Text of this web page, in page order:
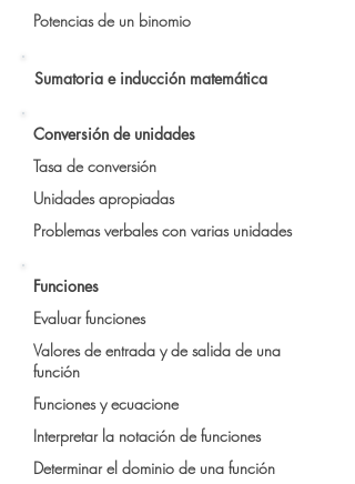
Potencias de un binomio
Sumatoria e inducción matemática
Conversión de unidades
Tasa de conversión
Unidades apropiadas
Problemas verbales con varias unidades
Funciones
Evaluar funciones
Valores de entrada y de salida de una
función
Funciones y ecuacione
Interpretar la notación de funciones
Determinar el dominio de una función